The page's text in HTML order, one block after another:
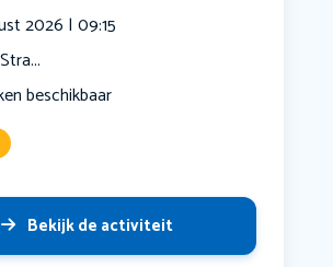
2026 | 09:15
beschikbaar
Bekijk de activiteit